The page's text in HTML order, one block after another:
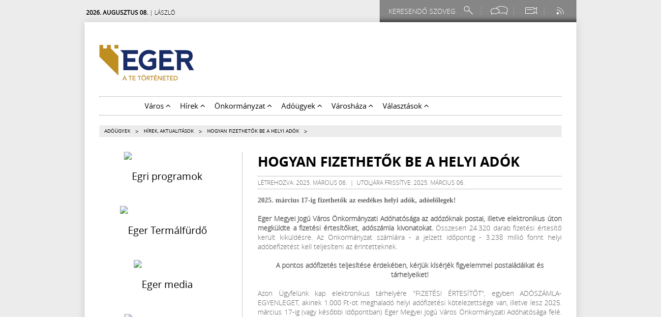
2026. AUGUSZTUS 08. | LÁSZLÓ
Város Hírek Önkormányzat Adóügyek Városháza Választások
ADÓÜGYEK > HÍREK, AKTUALITÁSOK > HOGYAN FIZETHETŐK BE A HELYI ADÓK >
HOGYAN FIZETHETŐK BE A HELYI ADÓK
LÉTREHOZVA: 2025. MÁRCIUS 06. | UTOLJÁRA FRISSÍTVE: 2025. MÁRCIUS 06.
2025. március 17-ig fizethetők az esedékes helyi adók, adóelőlegek!
Eger Megyei Jogú Város Önkormányzati Adóhatósága az adózóknak postai, illetve elektronikus úton
megküldte a fizetési értesítőket, adószámla kivonatokat.Összesen 24.320 darab fizetési értesítő
került kiküldésre. Az Önkormányzat számláira - a jelzett időpontig - 3.238 millió forint helyi
adóbefizetést kell teljesíteni az érintetteknek.
A pontos adófizetés teljesítése érdekében, kérjük kísérjék figyelemmel postaládáikat és
tárhelyeiket!
Azon Ügyfelünk kap elektronikus tárhelyére "FIZETÉSI ÉRTESÍTŐT", egyben ADÓSZÁMLA-
EGYENLEGET, akinek 1.000 Ft-ot meghaladó helyi adófizetési kötelezettsége van, illetve lesz 2025.
március 17-ig (vagy későbbi időpontban) Eger Megyei Jogú Város Önkormányzati Adóhatósága felé.